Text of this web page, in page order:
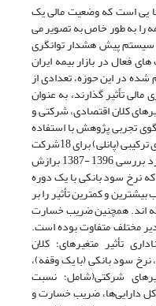
یی است که وضعیت مالی یک
را به طور خاص به تصویر می
سیستم پیش هشدار توانگری
فعال در بازار بیمه ایران
شده در این حوزه، تعدادی از
تأثیر گذارند، به عنوان
کلان اقتصادی، شرکتی و
تجربی پژوهش با استفاده
از روش اقتصادسنجی با رویکرد داده های ترکیبی (پانلی) برای 18شرکت
فعال در بازار بیمه ایران و برای دوره مورد بررسی 1396 -1387 برازش
نرخ سود بانکی با یک دوره
و کمترین تأثیر را بر
اند. همچنین ضریب خسارت
مختلف متفاوت بوده است.
تأثیر متغیرهای؛ کلان
سود بانکی (با یک وقفه)،
شرکتی(شامل؛ نسبت
دارایی‌ها، ضریب خسارت و